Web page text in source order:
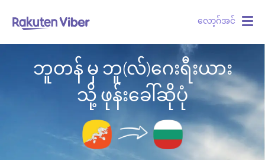
လော့ဂ်အင်
ဘူတန် မှ ဘူ(လ်)ဂေးရီးယား
သို့ ဖုန်းခေါ်ဆိုပုံ